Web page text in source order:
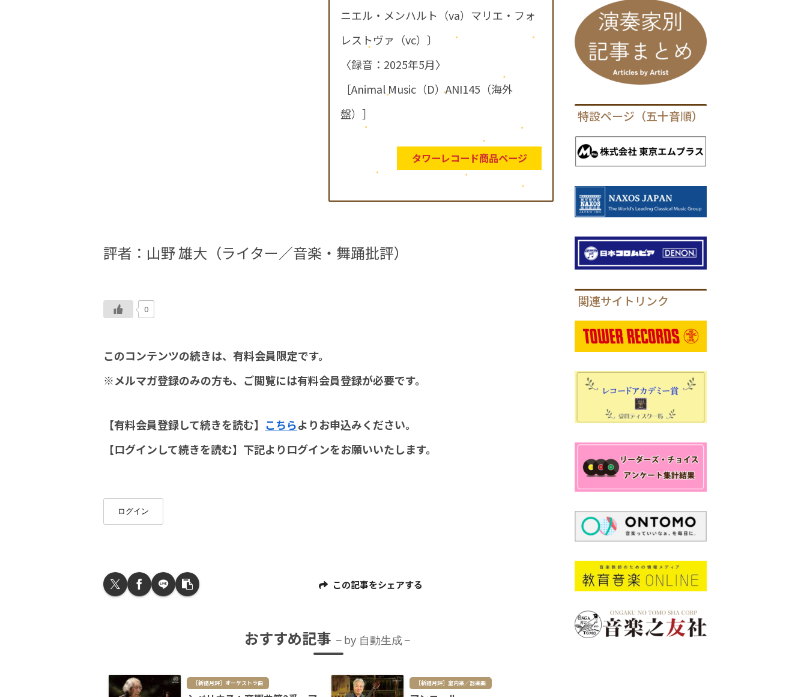
ニエル・メンハルト（va）マリエ・フォ
レストヴァ（vc）〕
〈録音：2025年5月〉
［Animal Music（D）ANI145（海外
盤）］
タワーレコード商品ページ
評者： 山野 雄大（ライター／音楽・舞踊批評）
0
このコンテンツの続きは、有料会員限定です。
※メルマガ登録のみの方も、ご閲覧には有料会員登録が必要です。
【有料会員登録して続きを読む】 こちらよりお申込みください。
【ログインして続きを読む】下記よりログインをお願いいたします。
ログイン
この記事をシェアする
おすすめ記事 by 自動生成
［新譜月評］オーケストラ曲 ［新譜月評］室内楽／器楽曲
特設ページ（五十音順）
関連サイトリンク